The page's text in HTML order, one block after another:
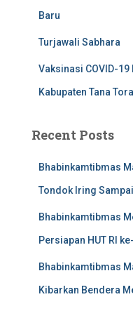
Baru
Turjawali Sabhara
Vaksinasi COVID-
Kabupaten Tana
Recent Posts
Bhabinkamtibmas
Tondok Iring
Bhabinkamtibmas
Persiapan HUT RI
Bhabinkamtibmas
Kibarkan Bendera